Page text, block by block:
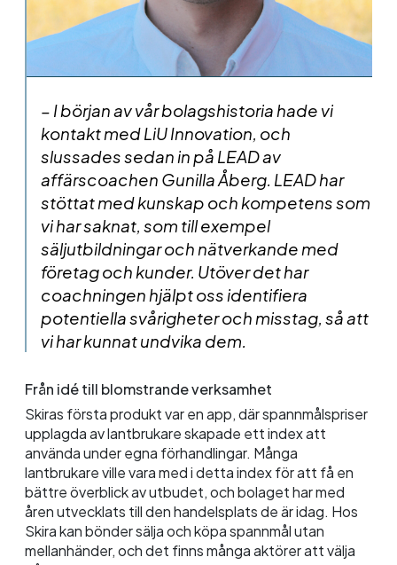
– I början av vår bolagshistoria hade vi
kontakt med LiU Innovation, och
slussades sedan in på LEAD av
affärscoachen Gunilla Åberg. LEAD har
stöttat med kunskap och kompetens som
vi har saknat, som till exempel
säljutbildningar och nätverkande med
företag och kunder. Utöver det har
coachningen hjälpt oss identifiera
potentiella svårigheter och misstag, så att
vi har kunnat undvika dem.
Från idé till blomstrande verksamhet
Skiras första produkt var en app, där spannmålspriser
upplagda av lantbrukare skapade ett index att
använda under egna förhandlingar. Många
lantbrukare ville vara med i detta index för att få en
bättre överblick av utbudet, och bolaget har med
åren utvecklats till den handelsplats de är idag. Hos
Skira kan bönder sälja och köpa spannmål utan
mellanhänder, och det finns många aktörer att välja